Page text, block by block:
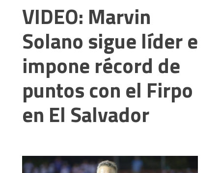
VIDEO: Marvin
Solano sigue líder e
impone récord de
puntos con el Firpo
en El Salvador